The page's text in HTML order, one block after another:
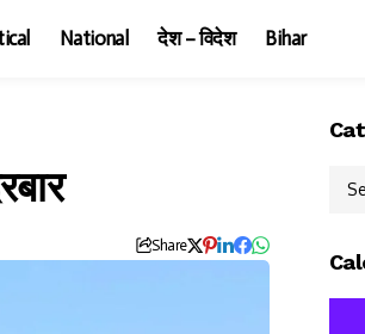
National देश – विदेश Bihar
Share